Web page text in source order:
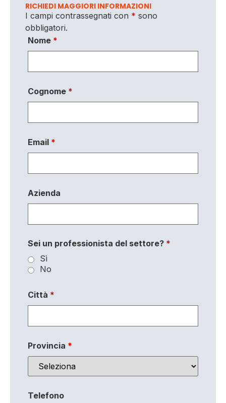
RICHIEDI MAGGIORI INFORMAZIONI
I campi contrassegnati con * sono
obbligatori.
Nome *
Cognome *
Email *
Azienda
Sei un professionista del settore? *
Sì
No
Città *
Provincia *
Telefono